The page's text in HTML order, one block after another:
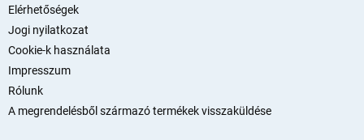
Elérhetőségek
Jogi nyilatkozat
Cookie-k használata
Impresszum
Rólunk
A megrendelésből származó termékek visszaküldése